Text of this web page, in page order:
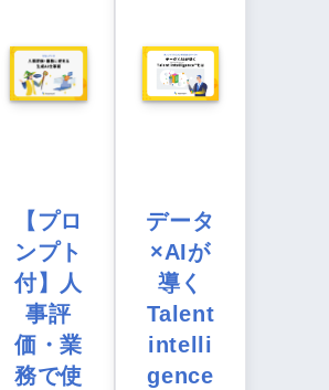
【プロ
ンプト
付】人
事評
価・業
務で使
データ
×AIが
導く
Talent
intelli
gence